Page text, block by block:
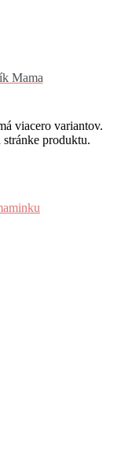
Mama
viacero variantov.
produktu.